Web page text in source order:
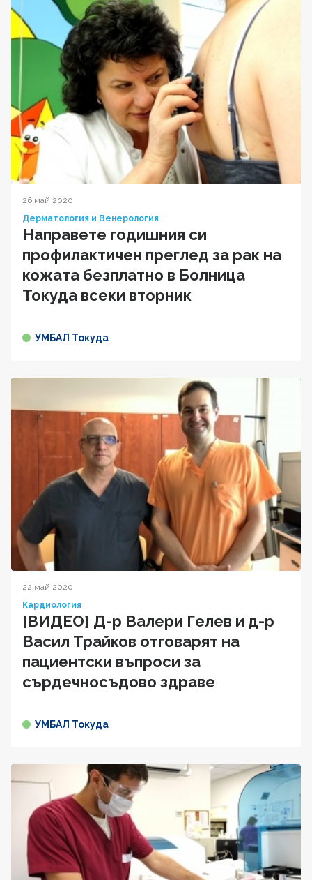
26 май 2020
Дерматология и Венерология
Направете годишния си
профилактичен преглед за рак на
кожата безплатно в Болница
Токуда всеки вторник
УМБАЛ Токуда
22 май 2020
Кардиология
[ВИДЕО] Д-р Валери Гелев и д-р
Васил Трайков отговарят на
пациентски въпроси за
сърдечносъдово здравe
УМБАЛ Токуда